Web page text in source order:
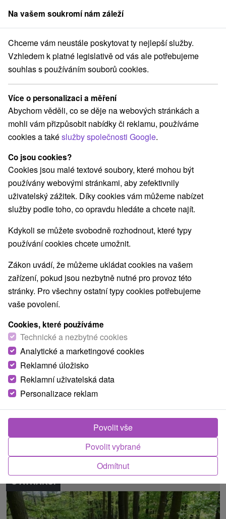
člen skupinySorger
Val obrů, spečený val, Slovenská čínská zeď, Rimanská cesta
Val obrů, spečený val, Slovenská
čínská zeď, Rimanská cesta
Domovská stránka
Navigovat do místa
Google recenze
935 03 PečeniceGPS:
N +48° 17' 43.08''
E +18° 46' 23.93''
Turistický region
Západné Slovensko, Hont, Tekov, Južné Slovensko,
Pohronský Inovec, Štiavnické vrchy, Nitriansky kraj
Našli jste chybu nebo nám chcete doporučit novou atrakci
O ATRAKCI
Na vašem soukromí nám záleží
Chceme vám neustále poskytovat ty nejlepší služby.
Vzhledem k platné legislativě od vás ale potřebujeme
souhlas s používáním souborů cookies.
Více o personalizaci a měření
Abychom věděli, co se děje na webových stránkách a
mohli vám přizpůsobit nabídky či reklamu, používáme
cookies a takéslužby společnosti Google.
Co jsou cookies?
Cookies jsou malé textové soubory, které mohou být
používány webovými stránkami, aby zefektivnily
uživatelský zážitek. Díky cookies vám můžeme nabízet
služby podle toho, co opravdu hledáte a chcete najít.
Kdykoli se můžete svobodně rozhodnout, které typy
používání cookies chcete umožnit.
Zákon uvádí, že můžeme ukládat cookies na vašem
zařízení, pokud jsou nezbytně nutné pro provoz této
stránky. Pro všechny ostatní typy cookies potřebujeme
vaše povolení.
Cookies, které používáme
Technické a nezbytné cookies
Analytické a marketingové cookies
Reklamné úložisko
Reklamní uživatelská data
Personalizace reklam
Odmítnut
Povolit vybrané
Povolit vše